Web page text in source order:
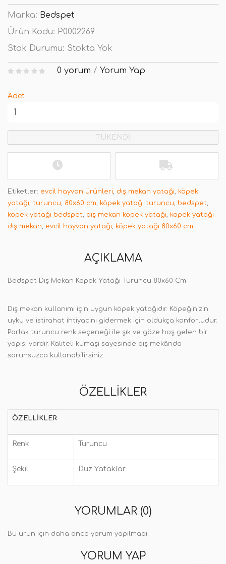
Marka: Bedspet
Ürün Kodu: P0002269
Stok Durumu: Stokta Yok
0 yorum / Yorum Yap
Adet
TÜKENDİ
Etiketler: evcil hayvan ürünleri, dış mekan yatağı, köpek
yatağı, turuncu, 80x60 cm, köpek yatağı turuncu, bedspet,
köpek yatağı bedspet, dış mekan köpek yatağı, köpek yatağı
dış mekan, evcil hayvan yatağı, köpek yatağı 80x60 cm
AÇIKLAMA
Bedspet Dış Mekan Köpek Yatağı Turuncu 80x60 Cm
Dış mekan kullanımı için uygun köpek yatağıdır. Köpeğinizin
uyku ve istirahat ihtiyacını gidermek için oldukça konforludur.
Parlak turuncu renk seçeneği ile şık ve göze hoş gelen bir
yapısı vardır. Kaliteli kumaşı sayesinde dış mekânda
sorunsuzca kullanabilirsiniz.
ÖZELLIKLER
ÖZELLIKLER
Renk Turuncu
Şekil Düz Yataklar
YORUMLAR (0)
Bu ürün için daha önce yorum yapılmadı.
YORUM YAP